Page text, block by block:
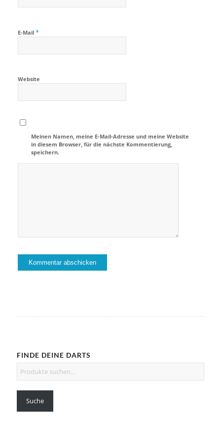
E-Mail *
Website
Meinen Namen, meine E-Mail-Adresse und meine Website
in diesem Browser, für die nächste Kommentierung,
speichern.
FINDE DEINE DARTS
Suche